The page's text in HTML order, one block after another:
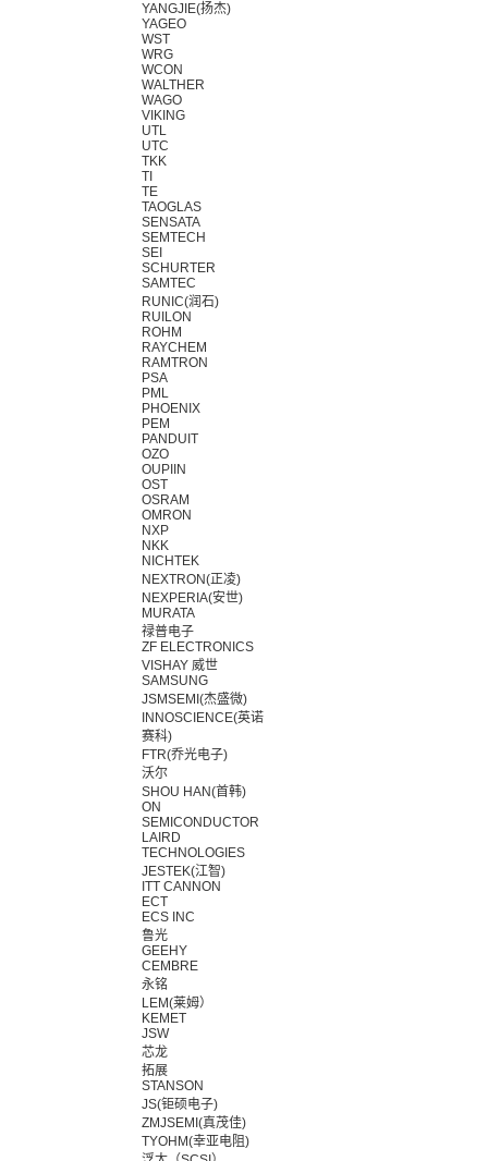
YANGJIE(扬杰)
YAGEO
WST
WRG
WCON
WALTHER
WAGO
VIKING
UTL
UTC
TKK
TI
TE
TAOGLAS
SENSATA
SEMTECH
SEI
SCHURTER
SAMTEC
RUNIC(润石)
RUILON
ROHM
RAYCHEM
RAMTRON
PSA
PML
PHOENIX
PEM
PANDUIT
OZO
OUPIIN
OST
OSRAM
OMRON
NXP
NKK
NICHTEK
NEXTRON(正凌)
NEXPERIA(安世)
MURATA
禄普电子
ZF ELECTRONICS
VISHAY 威世
SAMSUNG
JSMSEMI(杰盛微)
INNOSCIENCE(英诺
赛科)
FTR(乔光电子)
沃尔
SHOU HAN(首韩)
ON
SEMICONDUCTOR
LAIRD
TECHNOLOGIES
JESTEK(江智)
ITT CANNON
ECT
ECS INC
鲁光
GEEHY
CEMBRE
永铭
LEM(莱姆）
KEMET
JSW
芯龙
拓展
STANSON
JS(钜硕电子)
ZMJSEMI(真茂佳)
TYOHM(幸亚电阻)